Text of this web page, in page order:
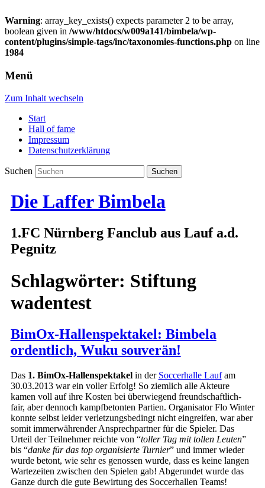
Warning: array_key_exists() expects parameter 2 to be array,
boolean given in /www/htdocs/w009a141/bimbela/wp-
content/plugins/simple-tags/inc/taxonomies-functions.php on line
1984
Menü
Zum Inhalt wechseln
Start
Hall of fame
Impressum
Datenschutzerklärung
Suchen
Die Laffer Bimbela
1.FC Nürnberg Fanclub aus Lauf a.d.
Pegnitz
Schlagwörter: Stiftung
wadentest
BimOx-Hallenspektakel: Bimbela
ordentlich, Wuku souverän!
Das 1. BimOx-Hallenspektakelin der Soccerhalle Laufam
30.03.2013 war ein voller Erfolg! So ziemlich alle Akteure
kamen voll auf ihre Kosten bei überwiegend freundschaftlich-
fair, aber dennoch kampfbetonten Partien. Organisator Flo Winter
konnte selbst leider verletzungsbedingt nicht eingreifen, war aber
somit immerwährender Ansprechpartner für die Spieler. Das
Urteil der Teilnehmer reichte von “toller Tag mit tollen Leuten”
bis “danke für das top organisierte Turnier” und immer wieder
wurde betont, wie sehr es genossen wurde, dass es keine langen
Wartezeiten zwischen den Spielen gab! Abgerundet wurde das
Ganze durch die gute Bewirtung des Soccerhallen Teams!